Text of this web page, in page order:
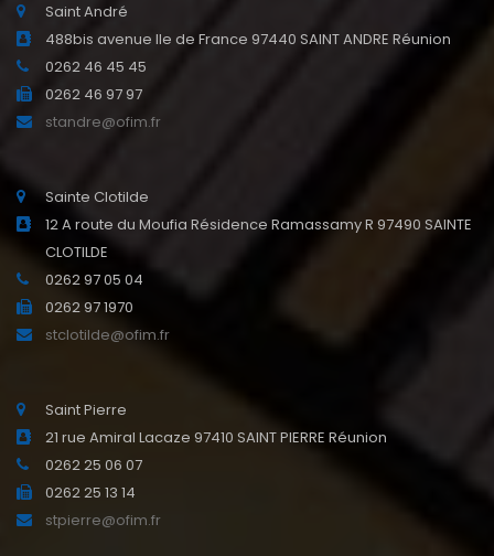
Saint André
488bis avenue Ile de France 97440 SAINT ANDRE Réunion
0262 46 45 45
0262 46 97 97
standre@ofim.fr
Sainte Clotilde
12 A route du Moufia Résidence Ramassamy R 97490 SAINTE
CLOTILDE
0262 97 05 04
0262 97 1970
stclotilde@ofim.fr
Saint Pierre
21 rue Amiral Lacaze 97410 SAINT PIERRE Réunion
0262 25 06 07
0262 25 13 14
stpierre@ofim.fr